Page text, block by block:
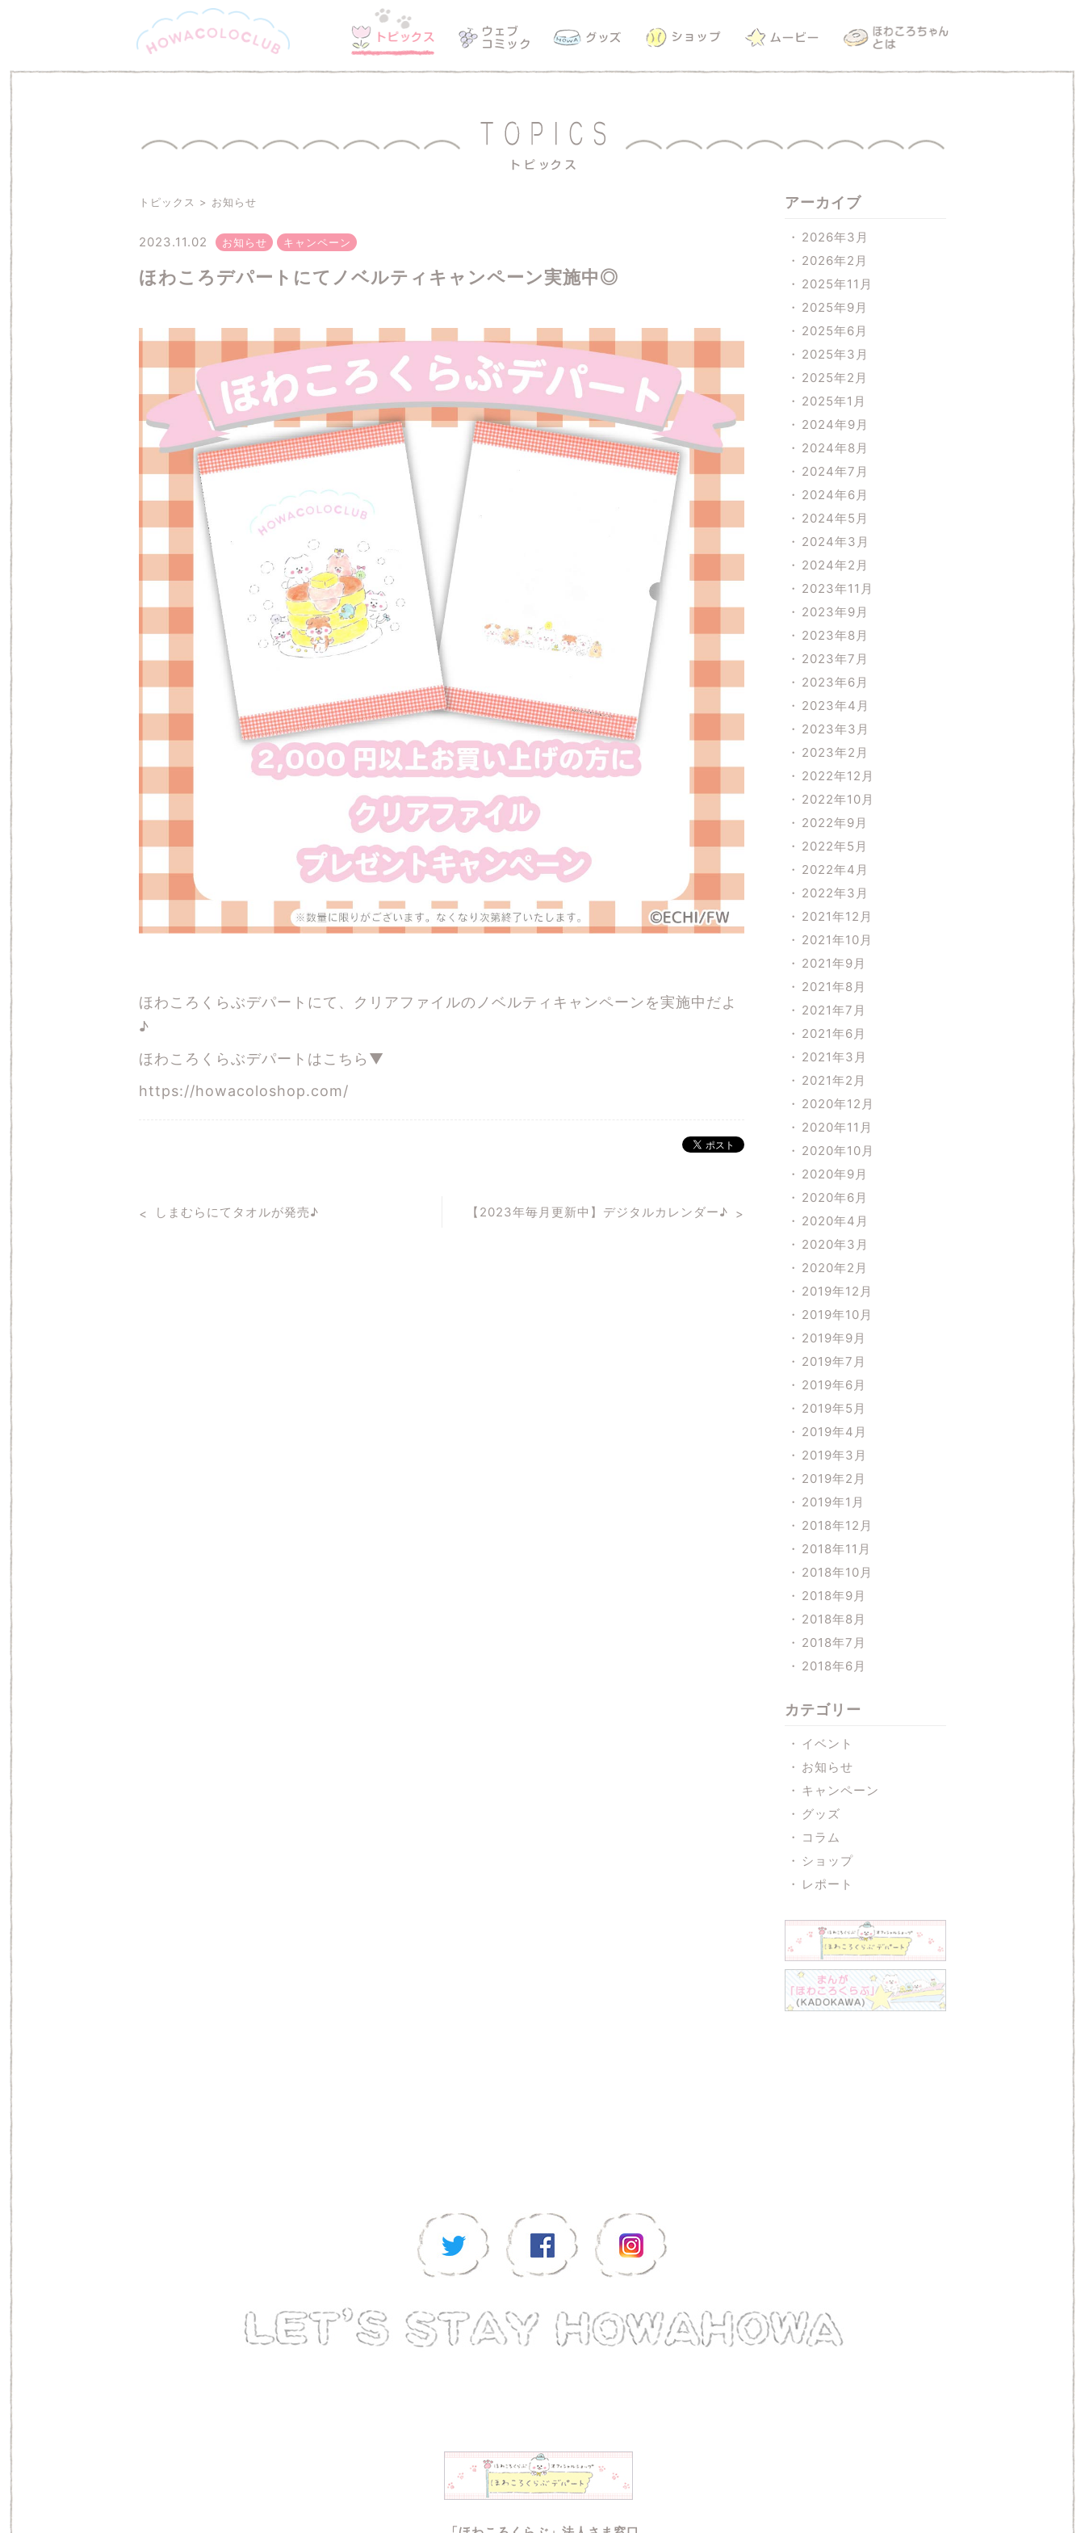
トピックス お知らせ
2023.11.02 お知らせ キャンペーン
ほわころデパートにてノベルティキャンペーン実施中◎
ほわころくらぶデパートにて、クリアファイルのノベルティキャンペーンを実施中だよ
♪
ほわころくらぶデパートはこちら▼
https://howacoloshop.com/
しまむらにてタオルが発売♪ 【2023年毎月更新中】デジタルカレンダー♪
アーカイブ
2026年3月
2026年2月
2025年11月
2025年9月
2025年6月
2025年3月
2025年2月
2025年1月
2024年9月
2024年8月
2024年7月
2024年6月
2024年5月
2024年3月
2024年2月
2023年11月
2023年9月
2023年8月
2023年7月
2023年6月
2023年4月
2023年3月
2023年2月
2022年12月
2022年10月
2022年9月
2022年5月
2022年4月
2022年3月
2021年12月
2021年10月
2021年9月
2021年8月
2021年7月
2021年6月
2021年3月
2021年2月
2020年12月
2020年11月
2020年10月
2020年9月
2020年6月
2020年4月
2020年3月
2020年2月
2019年12月
2019年10月
2019年9月
2019年7月
2019年6月
2019年5月
2019年4月
2019年3月
2019年2月
2019年1月
2018年12月
2018年11月
2018年10月
2018年9月
2018年8月
2018年7月
2018年6月
カテゴリー
イベント
お知らせ
キャンペーン
グッズ
コラム
ショップ
レポート